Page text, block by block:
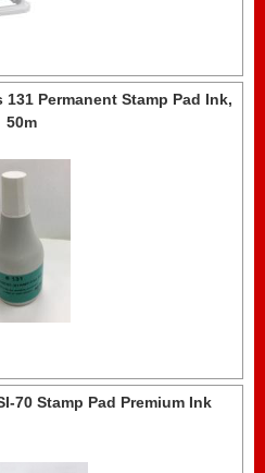
Permanent Stamp Pad Ink,
50m
70 Stamp Pad Premium Ink